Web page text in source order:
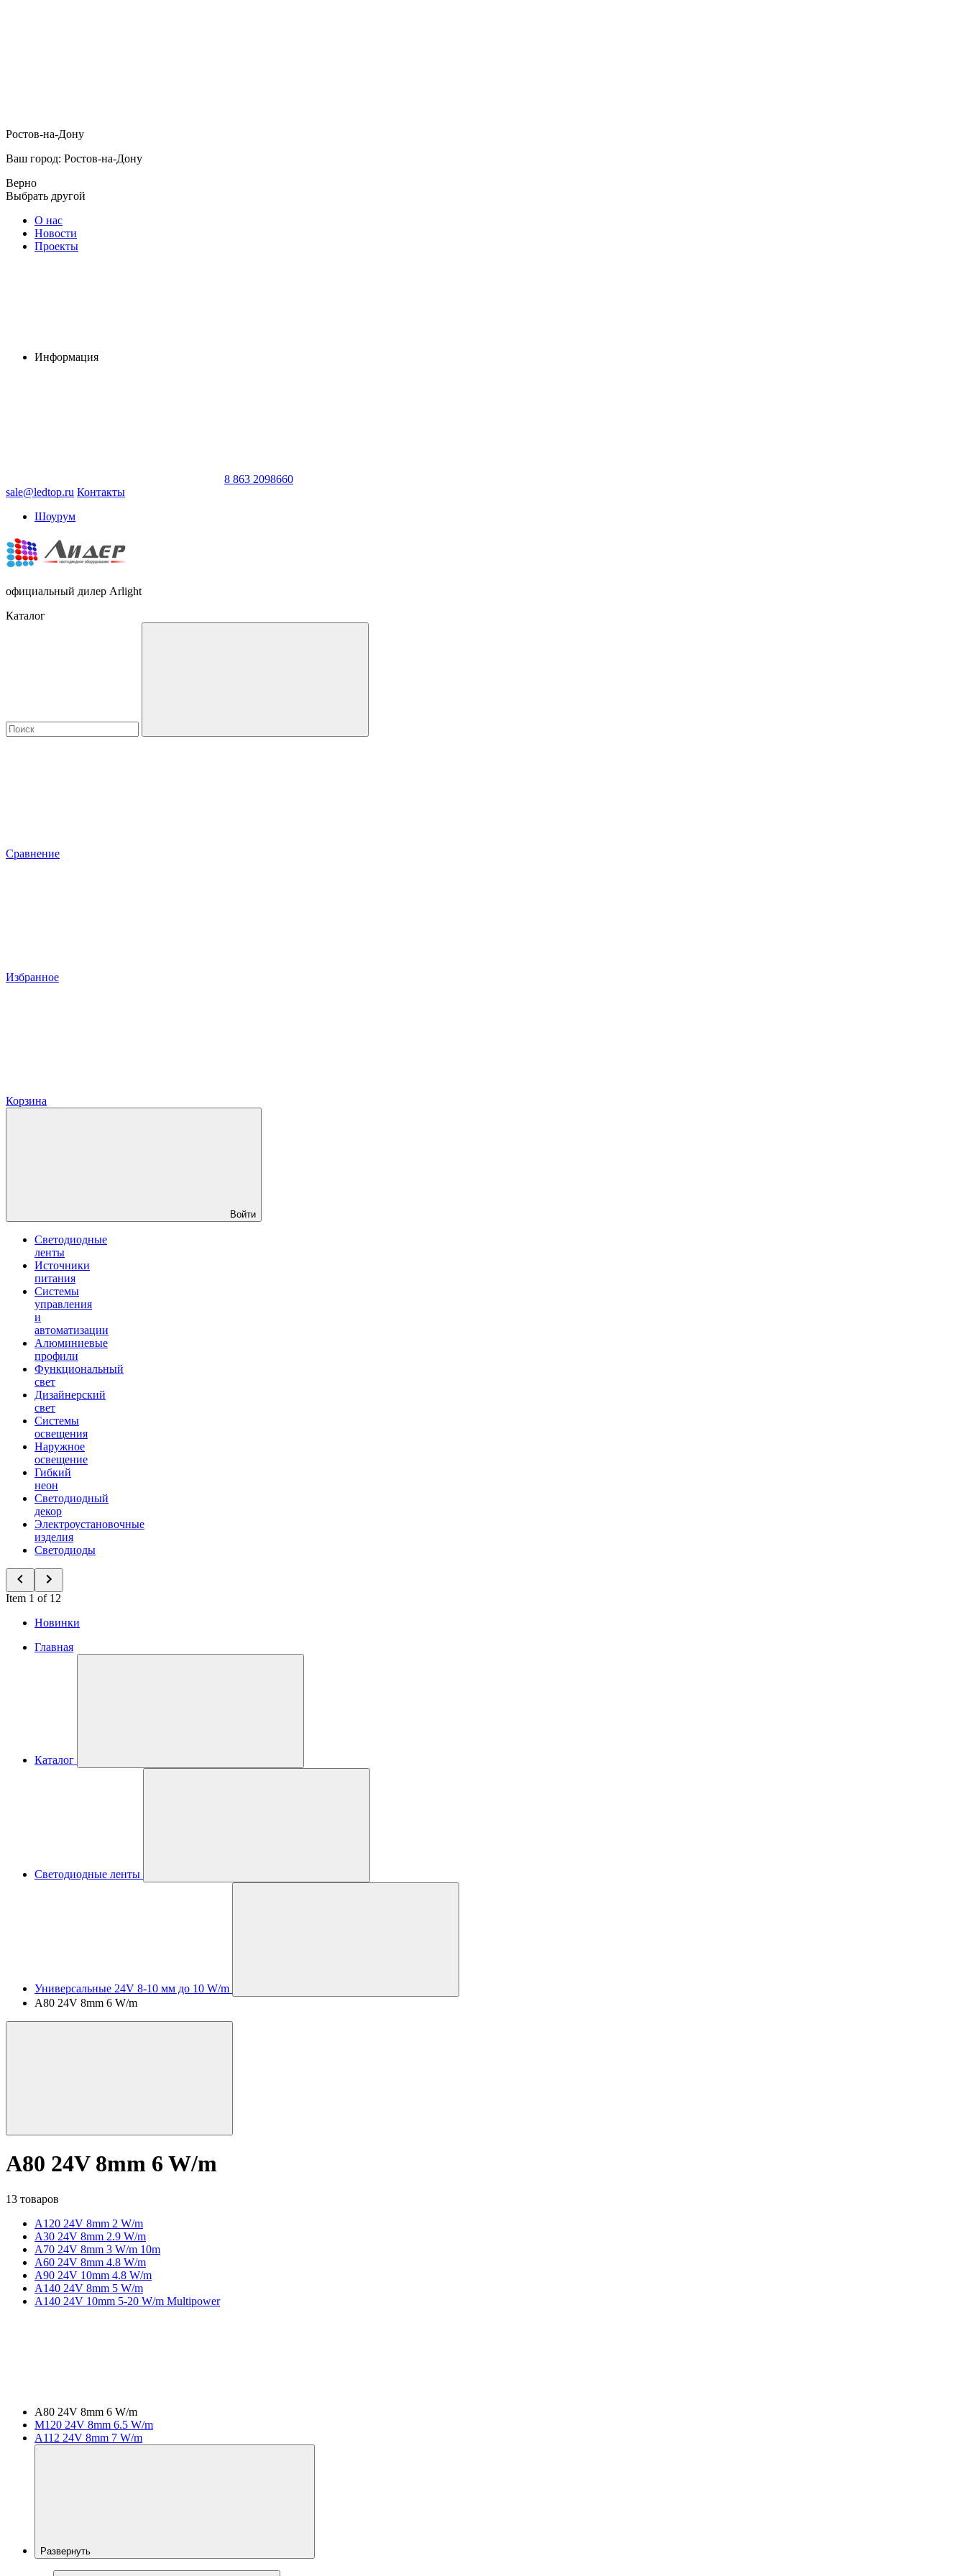
Ростов-на-Дону
Ваш город: Ростов-на-Дону
Верно
Выбрать другой
О нас
Новости
Проекты
Информация
8 863 2098660
sale@ledtop.ru Контакты
Шоурум
официальный дилер Arlight
Каталог
Сравнение
Избранное
Корзина
Войти
Светодиодные
ленты
Источники
питания
Системы
управления
и
автоматизации
Алюминиевые
профили
Функциональный
свет
Дизайнерский
свет
Системы
освещения
Наружное
освещение
Гибкий
неон
Светодиодный
декор
Электроустановочные
изделия
Светодиоды
Item 1 of 12
Новинки
Главная
Каталог
Светодиодные ленты
Универсальные 24V 8-10 мм до 10 W/m
A80 24V 8mm 6 W/m
A80 24V 8mm 6 W/m
13 товаров
A120 24V 8mm 2 W/m
A30 24V 8mm 2.9 W/m
A70 24V 8mm 3 W/m 10m
A60 24V 8mm 4.8 W/m
A90 24V 10mm 4.8 W/m
A140 24V 8mm 5 W/m
A140 24V 10mm 5-20 W/m Multipower
A80 24V 8mm 6 W/m
M120 24V 8mm 6.5 W/m
A112 24V 8mm 7 W/m
Развернуть